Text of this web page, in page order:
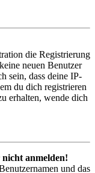
die Registrierung
neuen Benutzer
sein, dass deine IP-
du dich registrieren
erhalten, wende dich
anmelden!
und das